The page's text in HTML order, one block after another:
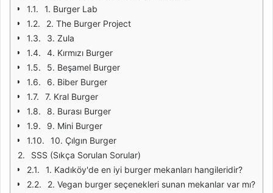
1. Burger Lab
2. The Burger Project
3. Zula
4. Kırmızı Burger
5. Beşamel Burger
6. Biber Burger
7. Kral Burger
8. Burası Burger
9. Mini Burger
10. Çılgın Burger
SSS (Sıkça Sorulan Sorular)
1. Kadıköy'de en iyi burger mekanları hangileridir?
2. Vegan burger seçenekleri sunan mekanlar var mı?